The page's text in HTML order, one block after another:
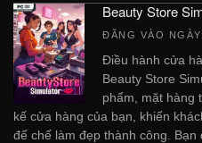
Beauty Store
ĐĂNG VÀO
Điều hành cửa
Beauty Store
phẩm, mặt hàng
kế cửa hàng của bạn, khiến
đế chế làm đẹp thành công.